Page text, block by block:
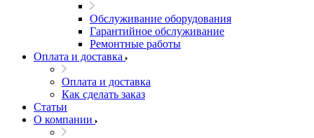
Обслуживание оборудования
Гарантийное обслуживание
Ремонтные работы
Оплата и доставка
Оплата и доставка
Как сделать заказ
Статьи
О компании